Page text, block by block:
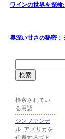
ワインの世界を探検
奥深い甘さの秘密：
検索
検索されてい
る用語
ジンファンデ
ル: アメリカを
代表するブド